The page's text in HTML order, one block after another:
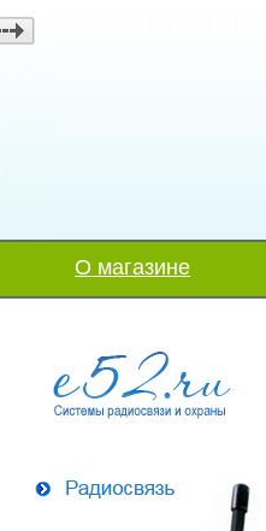
О магазине